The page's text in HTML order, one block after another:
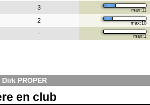
3 max:11
2 max:10
- max:1
PROPER
en club